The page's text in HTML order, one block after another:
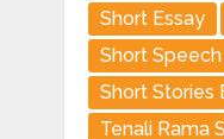
Short Essay
Short Speech
Short Stories
Tenali Rama